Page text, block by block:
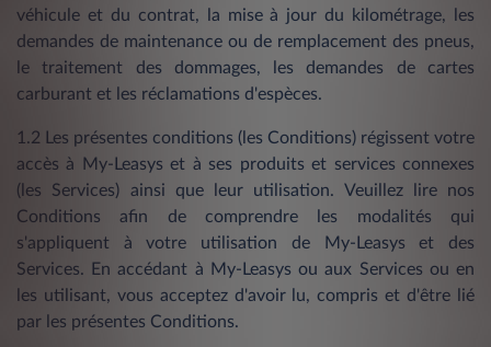
véhicule et du contrat, la mise à jour du kilométrage, les
demandes de maintenance ou de remplacement des pneus,
le traitement des dommages, les demandes de cartes
carburant et les réclamations d'espèces.
1.2 Les présentes conditions (les Conditions) régissent votre
accès à My-Leasys et à ses produits et services connexes
(les Services) ainsi que leur utilisation. Veuillez lire nos
Conditions afin de comprendre les modalités qui
s'appliquent à votre utilisation de My-Leasys et des
Services. En accédant à My-Leasys ou aux Services ou en
les utilisant, vous acceptez d'avoir lu, compris et d'être lié
par les présentes Conditions.